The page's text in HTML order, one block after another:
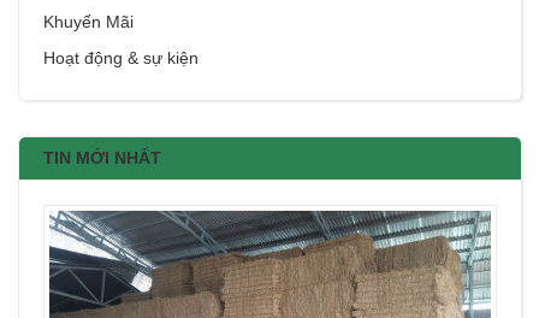
Khuyến Mãi
Hoạt động & sự kiện
TIN MỚI NHẤT